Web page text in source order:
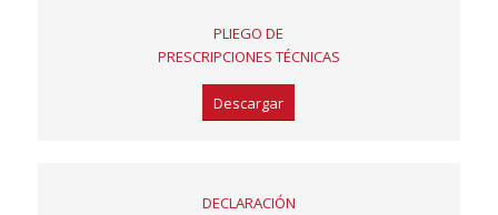
PLIEGO DE
PRESCRIPCIONES TÉCNICAS
Descargar
DECLARACIÓN